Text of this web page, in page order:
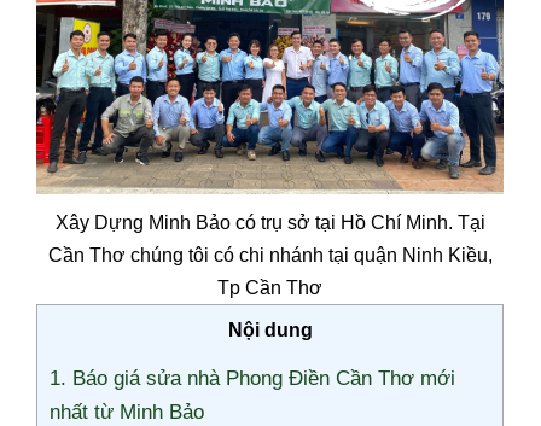
Xây Dựng Minh Bảo có trụ sở tại Hồ Chí Minh. Tại
Cần Thơ chúng tôi có chi nhánh tại quận Ninh Kiều,
Tp Cần Thơ
Nội dung
1. Báo giá sửa nhà Phong Điền Cần Thơ mới
nhất từ Minh Bảo